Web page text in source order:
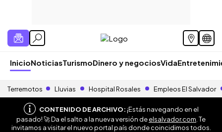
InicioNoticiasTurismoDinero y negociosVida
Terremotos Lluvias Hospital Rosales Empleos El Salvador
CONTENIDO DE ARCHIVO:¡Estás navegando en el
pasado! 🚀 Da el salto a la nueva versión deelsalvador.com . Te
invitamos a visitar el nuevo portal país donde coincidimos todos.